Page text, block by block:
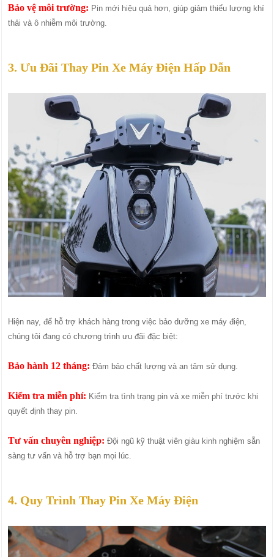
Bảo vệ môi trường: Pin mới hiệu quả hơn, giúp giảm thiểu lượng khí
thải và ô nhiễm môi trường.
3. Ưu Đãi Thay Pin Xe Máy Điện Hấp Dẫn
Hiện nay, để hỗ trợ khách hàng trong việc bảo dưỡng xe máy điện,
chúng tôi đang có chương trình ưu đãi đặc biệt:
Bảo hành 12 tháng: Đảm bảo chất lượng và an tâm sử dụng.
Kiểm tra miễn phí: Kiểm tra tình trạng pin và xe miễn phí trước khi
quyết định thay pin.
Tư vấn chuyên nghiệp: Đội ngũ kỹ thuật viên giàu kinh nghiệm sẵn
sàng tư vấn và hỗ trợ bạn mọi lúc.
4. Quy Trình Thay Pin Xe Máy Điện